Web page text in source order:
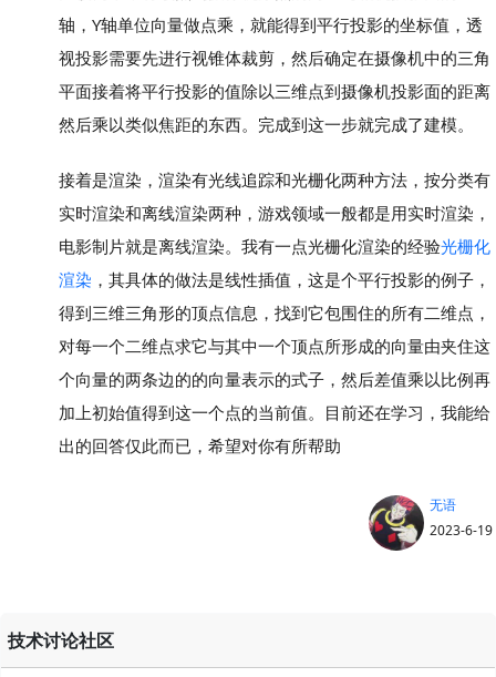
轴，Y轴单位向量做点乘，就能得到平行投影的坐标值，透
视投影需要先进行视锥体裁剪，然后确定在摄像机中的三角
平面接着将平行投影的值除以三维点到摄像机投影面的距离
然后乘以类似焦距的东西。完成到这一步就完成了建模。
接着是渲染，渲染有光线追踪和光栅化两种方法，按分类有
实时渲染和离线渲染两种，游戏领域一般都是用实时渲染，
电影制片就是离线渲染。我有一点光栅化渲染的经验光栅化
渲染 ，其具体的做法是线性插值，这是个平行投影的例子，
得到三维三角形的顶点信息，找到它包围住的所有二维点，
对每一个二维点求它与其中一个顶点所形成的向量由夹住这
个向量的两条边的的向量表示的式子，然后差值乘以比例再
加上初始值得到这一个点的当前值。目前还在学习，我能给
出的回答仅此而已，希望对你有所帮助
无语
2023-6-19
技术讨论社区